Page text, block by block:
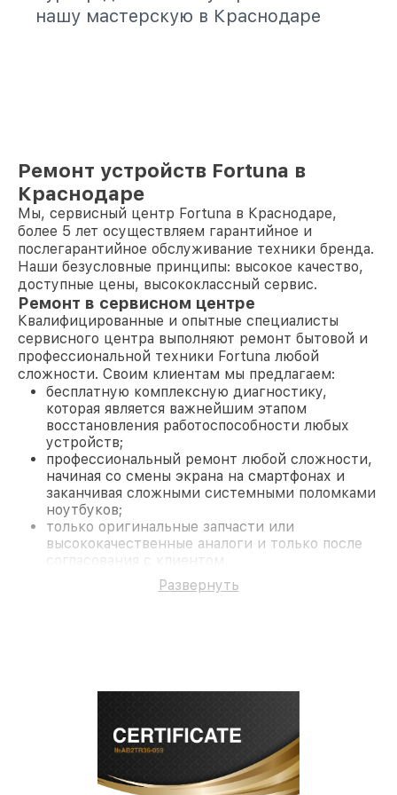
нашу мастерскую в Краснодаре
Ремонт устройств Fortuna в
Краснодаре
Мы, сервисный центр Fortuna в Краснодаре,
более 5 лет осуществляем гарантийное и
послегарантийное обслуживание техники бренда.
Наши безусловные принципы: высокое качество,
доступные цены, высококлассный сервис.
Ремонт в сервисном центре
Квалифицированные и опытные специалисты
сервисного центра выполняют ремонт бытовой и
профессиональной техники Fortuna любой
сложности. Своим клиентам мы предлагаем:
бесплатную комплексную диагностику,
которая является важнейшим этапом
восстановления работоспособности любых
устройств;
профессиональный ремонт любой сложности,
начиная со смены экрана на смартфонах и
заканчивая сложными системными поломками
ноутбуков;
только оригинальные запчасти или
высококачественные аналоги и только после
согласования с клиентом.
На все работы и замененные комплектующие
предоставляется длительная гарантия. В случае
современное оборудование и
лицензированное ПО в ремонтно-
диагностических мастерских;
собственный склад комплектующих, что
Развернуть